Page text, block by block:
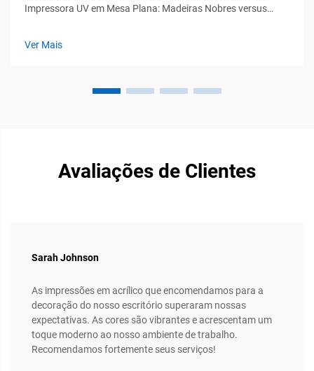
Impressora UV em Mesa Plana: Madeiras Nobres versus
Ver Mais
Avaliações de Clientes
Sarah Johnson
As impressões em acrílico que encomendamos para a
decoração do nosso escritório superaram nossas
expectativas. As cores são vibrantes e acrescentam um
toque moderno ao nosso ambiente de trabalho.
Recomendamos fortemente seus serviços!